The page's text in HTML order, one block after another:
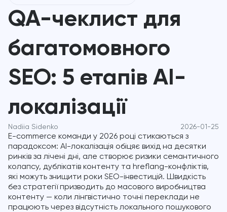
QA-чеклист для
багатомовного
SEO: 5 етапів AI-
локалізації
Nadiia Sidenko 2026-01-25
E-commerce команди у 2026 році стикаються з
парадоксом: AI-локалізація обіцяє вихід на десятки
ринків за лічені дні, але створює ризики семантичного
колапсу, дублікатів контенту та hreflang-конфліктів,
які можуть знищити роки SEO-інвестицій. Швидкість
без стратегії призводить до масового виробництва
контенту — коли лінгвістично точні переклади не
працюють через відсутність локального пошукового